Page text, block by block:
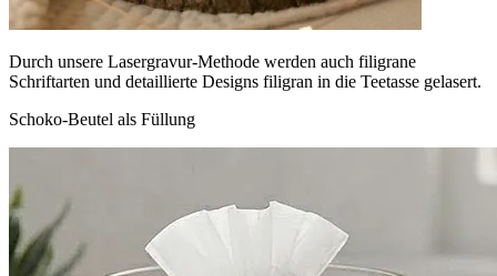
Durch unsere Lasergravur-Methode werden auch filigrane
Schriftarten und detaillierte Designs filigran in die Teetasse gelasert.
Schoko-Beutel als Füllung